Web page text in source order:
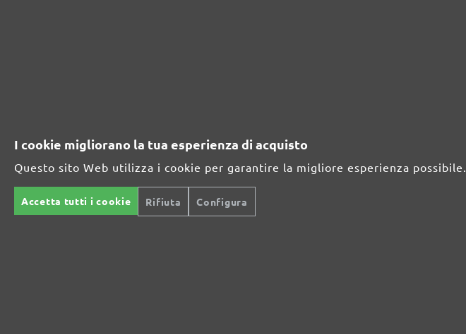
I cookie migliorano la tua esperienza di acquisto
Questo sito Web utilizza i cookie per garantire la migliore esperienza possibile.
Accetta tutti i cookie Rifiuta Configura